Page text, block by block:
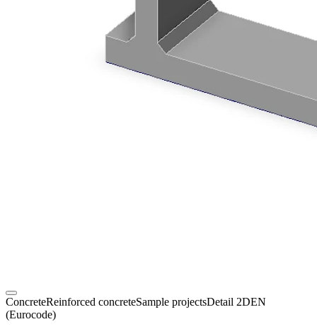
ConcreteReinforced concreteSample projectsDetail 2DEN
(Eurocode)